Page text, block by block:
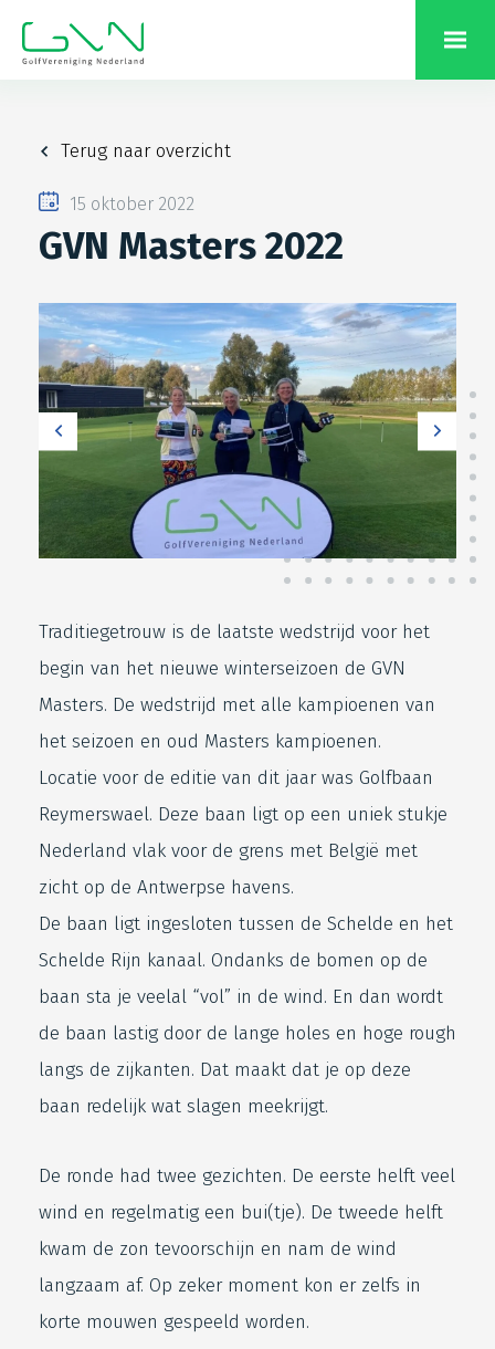
Terug naar overzicht
15 oktober 2022
GVN Masters 2022
Traditiegetrouw is de laatste wedstrijd voor het
begin van het nieuwe winterseizoen de GVN
Masters. De wedstrijd met alle kampioenen van
het seizoen en oud Masters kampioenen.
Locatie voor de editie van dit jaar was Golfbaan
Reymerswael. Deze baan ligt op een uniek stukje
Nederland vlak voor de grens met België met
zicht op de Antwerpse havens.
De baan ligt ingesloten tussen de Schelde en het
Schelde Rijn kanaal. Ondanks de bomen op de
baan sta je veelal “vol” in de wind. En dan wordt
de baan lastig door de lange holes en hoge rough
langs de zijkanten. Dat maakt dat je op deze
baan redelijk wat slagen meekrijgt.
De ronde had twee gezichten. De eerste helft veel
wind en regelmatig een bui(tje). De tweede helft
kwam de zon tevoorschijn en nam de wind
langzaam af. Op zeker moment kon er zelfs in
korte mouwen gespeeld worden.